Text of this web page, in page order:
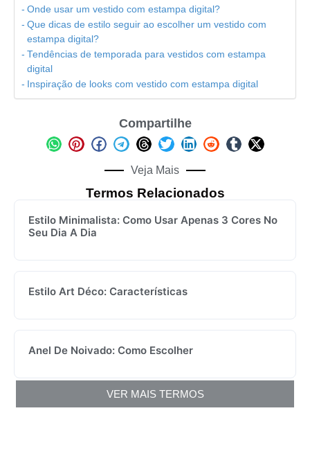
Onde usar um vestido com estampa digital?
Que dicas de estilo seguir ao escolher um vestido com
estampa digital?
Tendências de temporada para vestidos com estampa
digital
Inspiração de looks com vestido com estampa digital
Compartilhe
Veja Mais
Termos Relacionados
Estilo Minimalista: Como Usar Apenas 3 Cores No
Seu Dia A Dia
Estilo Art Déco: Características
Anel De Noivado: Como Escolher
VER MAIS TERMOS